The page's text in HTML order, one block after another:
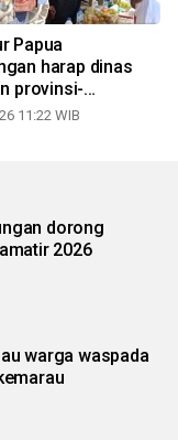
Papua
harap dinas
provinsi-
perkuat sinergi
11:22 WIB
dorong
2026
warga waspada